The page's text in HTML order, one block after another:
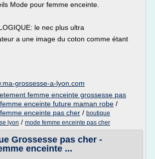
Mode pour femme enceinte.
le nec plus ultra
a une image du coton comme étant
grossesse-a-lyon.com
femme enceinte grossesse pas
enceinte future maman robe /
enceinte pas cher / boutique
lyon / mode femme enceinte pas cher
Grossesse pas cher -
enceinte ...